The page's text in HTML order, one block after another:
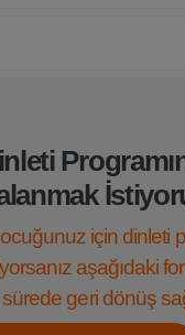
için dinleti
aşağıdaki
geri dönüş